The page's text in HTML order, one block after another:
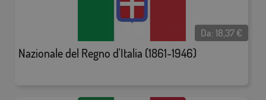
Nazionale del Regno d'Italia (1861-1946)
Da:18,37€